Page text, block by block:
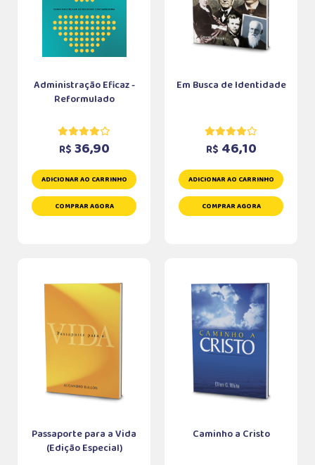
Administração Eficaz -
Reformulado
R$ 36,90
ADICIONAR AO CARRINHO
COMPRAR AGORA
Em Busca de Identidade
R$ 46,10
ADICIONAR AO CARRINHO
COMPRAR AGORA
Passaporte para a Vida
(Edição Especial)
Caminho a Cristo